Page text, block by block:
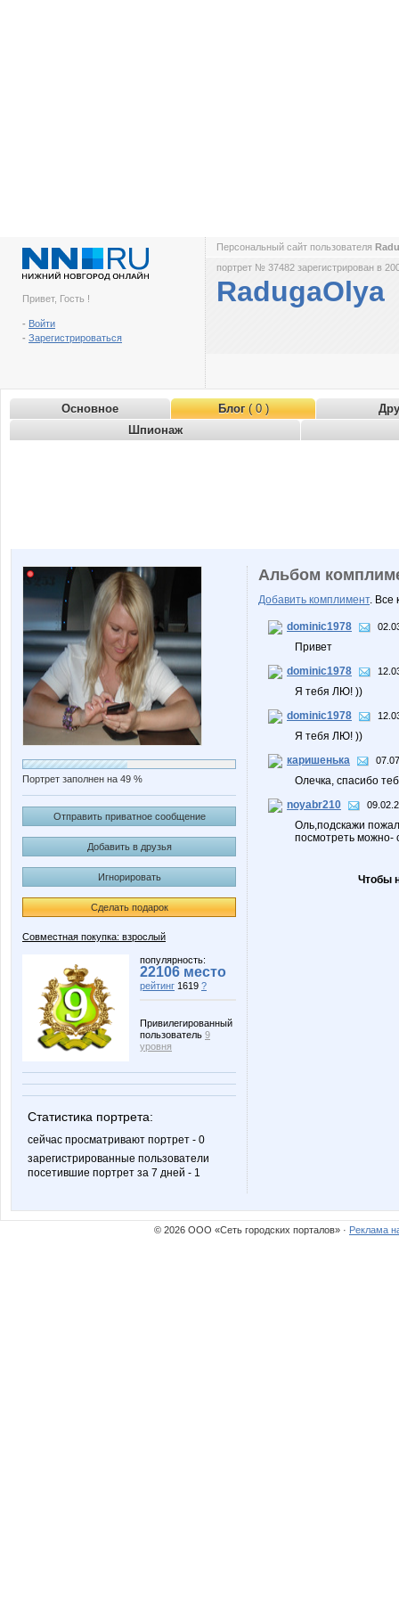
Привет, Гость !
- Войти
- Зарегистрироваться
Персональный сайт пользователя
портрет № 37482 зарегистрирован в
RadugaOlya
Основное Блог( 0 )
Шпионаж
Портрет заполнен на 49 %
Отправить приватное сообщение
Добавить в друзья
Игнорировать
Сделать подарок
Совместная покупка: взрослый
популярность:
22106 место
рейтинг 1619 ?
Привилегированный
пользователь 9
уровня
Статистика портрета:
сейчас просматривают портрет - 0
зарегистрированные пользователи
посетившие портрет за 7 дней - 1
Альбом
Добавить комплимент. Все
dominic1978
Привет
dominic1978
Я тебя ЛЮ! ))
dominic1978
Я тебя ЛЮ! ))
каришенька
Олечка, спасибо
noyabr210
Оль,подскажи
посмотреть можно-
Чтобы
© 2026 ООО «Сеть городских порталов» · Реклама